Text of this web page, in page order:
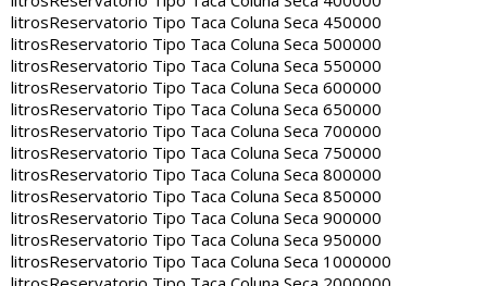
litrosReservatorio Tipo Taca Coluna Seca 450000
litrosReservatorio Tipo Taca Coluna Seca 500000
litrosReservatorio Tipo Taca Coluna Seca 550000
litrosReservatorio Tipo Taca Coluna Seca 600000
litrosReservatorio Tipo Taca Coluna Seca 650000
litrosReservatorio Tipo Taca Coluna Seca 700000
litrosReservatorio Tipo Taca Coluna Seca 750000
litrosReservatorio Tipo Taca Coluna Seca 800000
litrosReservatorio Tipo Taca Coluna Seca 850000
litrosReservatorio Tipo Taca Coluna Seca 900000
litrosReservatorio Tipo Taca Coluna Seca 950000
litrosReservatorio Tipo Taca Coluna Seca 1000000